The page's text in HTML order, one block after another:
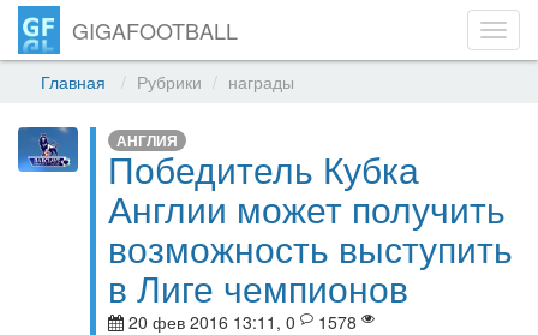
GIGAFOOTBALL
Главная Рубрики награды
АНГЛИЯ
Победитель Кубка
Англии может получить
возможность выступить
в Лиге чемпионов
20 фев 2016 13:11, 0
1578